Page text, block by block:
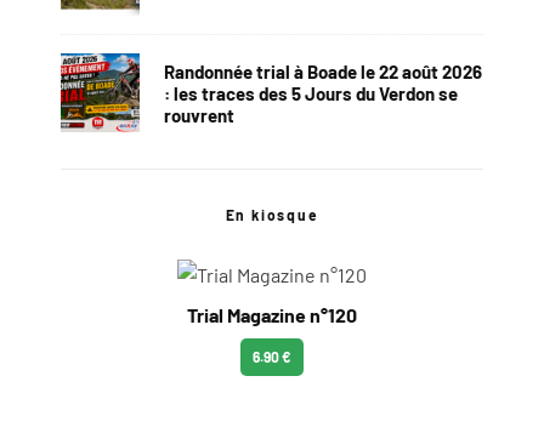
Randonnée trial à Boade le 22 août 2026
: les traces des 5 Jours du Verdon se
rouvrent
En kiosque
Trial Magazine n°120
6.90 €